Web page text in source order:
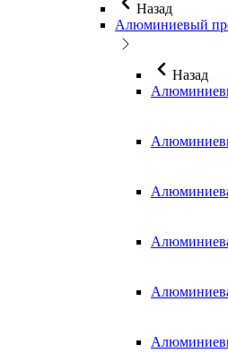
Назад
Алюминиевый
Назад